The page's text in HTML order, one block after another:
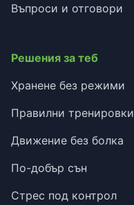
Въпроси и отговори
Решения за теб
Хранене без режими
Правилни тренировки
Движение без болка
По-добър сън
Стрес под контрол